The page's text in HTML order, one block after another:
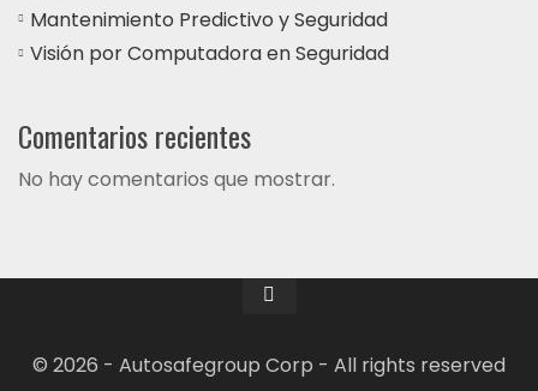
Mantenimiento Predictivo y Seguridad
Visión por Computadora en Seguridad
Comentarios recientes
No hay comentarios que mostrar.
© 2026 - Autosafegroup Corp - All rights reserved